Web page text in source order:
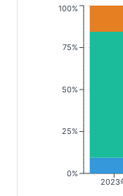
2023
0%
25%
50%
75%
100%